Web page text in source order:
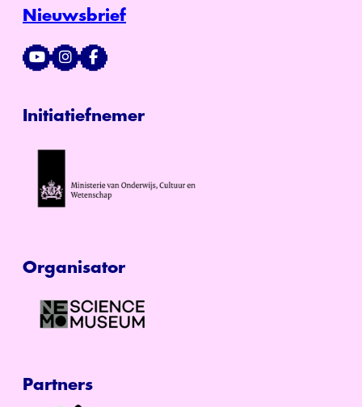
Nieuwsbrief
Initiatiefnemer
Organisator
Partners